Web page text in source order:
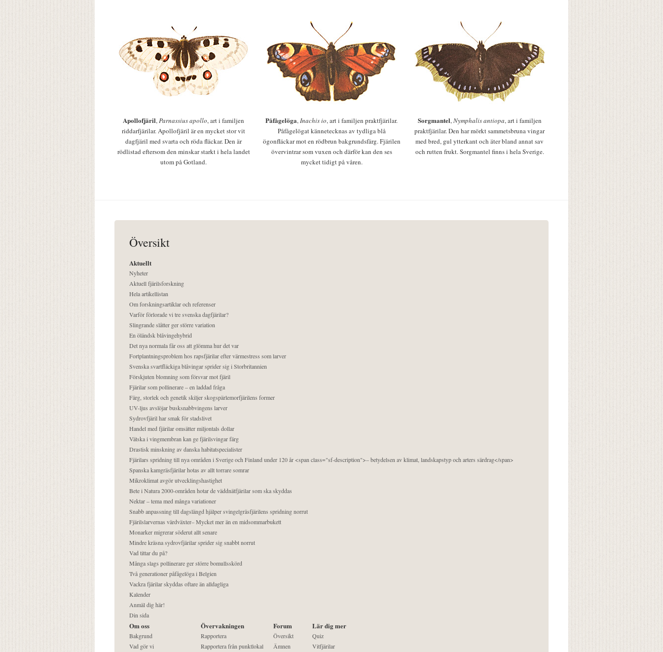
Apollofjäril,Parnassius apollo, art i familjen
riddarfjärilar. Apollofjäril är en mycket stor vit
dagfjäril med svarta och röda fläckar. Den är
rödlistad eftersom den minskar starkt i hela landet
utom på Gotland.
Påfågelöga,Inachis io, art i familjen praktfjärilar.
Påfågelögat kännetecknas av tydliga blå
ögonfläckar mot en rödbrun bakgrundsfärg. Fjärilen
övervintrar som vuxen och därför kan den ses
mycket tidigt på våren.
Sorgmantel,Nymphalis antiopa, art i familjen
praktfjärilar. Den har mörkt sammetsbruna vingar
med bred, gul ytterkant och äter bland annat sav
och rutten frukt. Sorgmantel finns i hela Sverige.
Översikt
Aktuellt
Nyheter
Aktuell fjärilsforskning
Hela artikellistan
Om forskningsartiklar och referenser
Varför förlorade vi tre svenska dagfjärilar?
Slingrande slåtter ger större variation
En öländsk blåvingehybrid
Det nya normala får oss att glömma hur det var
Fortplantningsproblem hos rapsfjärilar efter värmestress som larver
Svenska svartfläckiga blåvingar sprider sig i Storbritannien
Förskjuten blomning som försvar mot fjäril
Fjärilar som pollinerare – en laddad fråga
Färg, storlek och genetik skiljer skogspärlemorfjärilens former
UV-ljus avslöjar busksnabbvingens larver
Sydrovfjäril har smak för stadslivet
Handel med fjärilar omsätter miljontals dollar
Vätska i vingmembran kan ge fjärilsvingar färg
Drastisk minskning av danska habitatspecialister
Fjärilars spridning till nya områden i Sverige och Finland under 120 år <span class="sf-description">– betydelsen av klimat, landskapstyp och arters särdrag</span>
Spanska kamgräsfjärilar hotas av allt torrare somrar
Mikroklimat avgör utvecklingshastighet
Bete i Natura 2000-områden hotar de väddnätfjärilar som ska skyddas
Nektar – tema med många variationer
Snabb anpassning till dagslängd hjälper svingelgräsfjärilens spridning norrut
Fjärilslarvernas värdväxter– Mycket mer än en midsommarbukett
Monarker migrerar söderut allt senare
Mindre kräsna sydrovfjärilar sprider sig snabbt norrut
Vad tittar du på?
Många slags pollinerare ger större bomullsskörd
Två generationer påfågelöga i Belgien
Vackra fjärilar skyddas oftare än alldagliga
Kalender
Anmäl dig här!
Din sida
Om oss
Bakgrund
Vad gör vi
Övervakningen
Rapportera
Rapportera från punktlokal
Forum
Översikt
Ämnen
Lär dig mer
Quiz
Vitfjärilar